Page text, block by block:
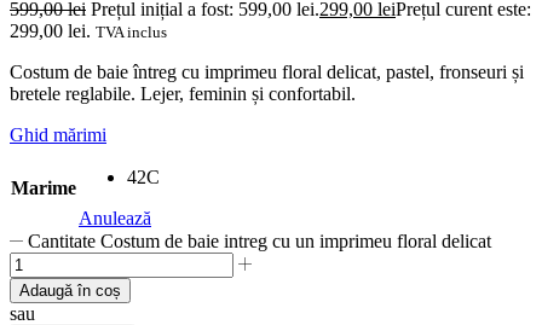
599,00lei Prețul inițial a fost: 599,00 lei.299,00 leiPrețul curent este:
299,00 lei. TVA inclus
Costum de baie întreg cu imprimeu floral delicat, pastel, fronseuri și
bretele reglabile. Lejer, feminin și confortabil.
Ghid mărimi
Marime
42C
Anulează
Cantitate Costum de baie intreg cu un imprimeu floral delicat
Adaugă în coș
sau